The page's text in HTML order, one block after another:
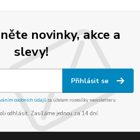
novinky, akce a
slevy!
Přihlásit se
osobních údajůza účelem rozesílky newsletteru.
odhlásit. Zasíláme jednou za 14 dní.